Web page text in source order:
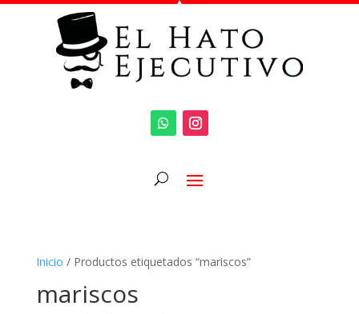
Inicio / Productos etiquetados “mariscos”
mariscos